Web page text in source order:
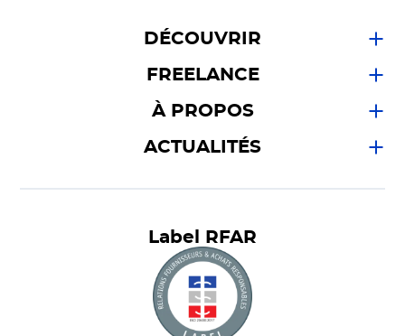
DÉCOUVRIR
FREELANCE
À PROPOS
ACTUALITÉS
Label RFAR